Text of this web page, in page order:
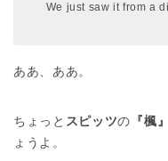
We just saw it from a
ああ、ああ。
ちょっと スピッツの 『楓
ょうよ。